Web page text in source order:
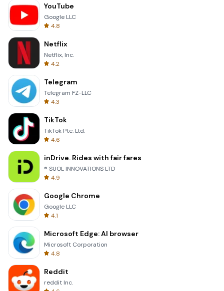
YouTube
Google LLC
4.8
Netflix
Netflix, Inc.
4.2
Telegram
Telegram FZ-LLC
4.3
TikTok
TikTok Pte. Ltd.
4.6
inDrive. Rides with fair fares
® SUOL INNOVATIONS LTD
4.9
Google Chrome
Google LLC
4.1
Microsoft Edge: AI browser
Microsoft Corporation
4.8
Reddit
reddit Inc.